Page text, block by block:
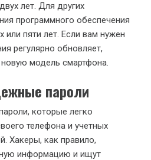
лет. Для других
программного обеспечения
или пяти лет. Если вам нужен
регулярно обновляет,
новую модель смартфона.
пароли
которые легко
телефона и учетных
Хакеры, как правило,
информацию и ищут